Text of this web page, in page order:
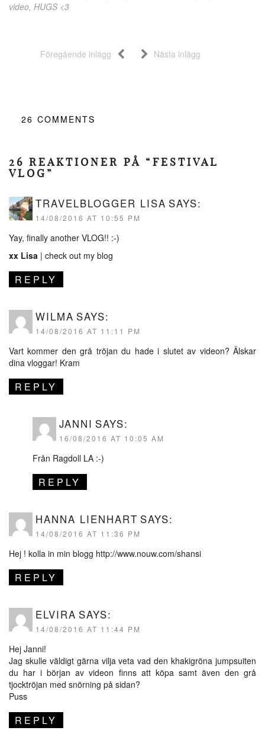
video, HUGS <3
Föregående inlägg Nästa inlägg
26 COMMENTS
26 REAKTIONER PÅ “FESTIVAL
VLOG”
TRAVELBLOGGER LISA SAYS:
14/08/2016 AT 10:55 PM
Yay, finally another VLOG!! :-)
xx Lisa | check out my blog
REPLY
WILMA SAYS:
14/08/2016 AT 11:11 PM
Vart kommer den grå tröjan du hade i slutet av videon? Älskar
dina vloggar! Kram
REPLY
JANNI SAYS:
16/08/2016 AT 10:05 AM
Från Ragdoll LA :-)
REPLY
HANNA LIENHART SAYS:
14/08/2016 AT 11:36 PM
Hej ! kolla in min blogg http://www.nouw.com/shansi
REPLY
ELVIRA SAYS:
14/08/2016 AT 11:44 PM
Hej Janni!
Jag skulle väldigt gärna vilja veta vad den khakigröna jumpsuiten
du har i början av videon finns att köpa samt även den grå
tjocktröjan med snörning på sidan?
Puss
REPLY